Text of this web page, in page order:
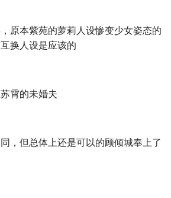
原本紫苑的萝莉人设惨变少女姿态的
换人设是应该的
霄的未婚夫
，但总体上还是可以的顾倾城奉上了